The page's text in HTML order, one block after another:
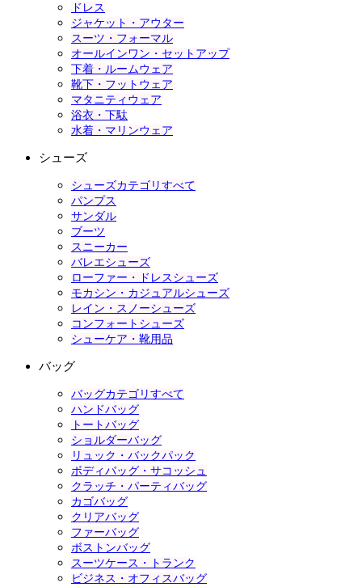
ドレス
ジャケット・アウター
スーツ・フォーマル
オールインワン・セットアップ
下着・ルームウェア
靴下・フットウェア
マタニティウェア
浴衣・下駄
水着・マリンウェア
シューズ
シューズカテゴリすべて
パンプス
サンダル
ブーツ
スニーカー
バレエシューズ
ローファー・ドレスシューズ
モカシン・カジュアルシューズ
レイン・スノーシューズ
コンフォートシューズ
シューケア・靴用品
バッグ
バッグカテゴリすべて
ハンドバッグ
トートバッグ
ショルダーバッグ
リュック・バックパック
ボディバッグ・サコッシュ
クラッチ・パーティバッグ
カゴバッグ
クリアバッグ
ファーバッグ
ボストンバッグ
スーツケース・トランク
ビジネス・オフィスバッグ